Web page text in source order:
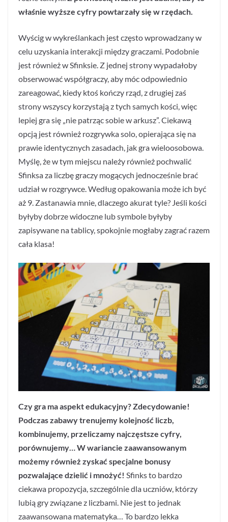
właśnie wyższe cyfry powtarzały się w rzędach.
Wyścig w wykreślankach jest często wprowadzany w
celu uzyskania interakcji między graczami. Podobnie
jest również w Sfinksie. Z jednej strony wypadałoby
obserwować współgraczy, aby móc odpowiednio
zareagować, kiedy ktoś kończy rząd, z drugiej zaś
strony wszyscy korzystają z tych samych kości, więc
lepiej gra się „nie patrząc sobie w arkusz”. Ciekawą
opcją jest również rozgrywka solo, opierająca się na
prawie identycznych zasadach, jak gra wieloosobowa.
Myślę, że w tym miejscu należy również pochwalić
Sfinksa za liczbę graczy mogących jednocześnie brać
udział w rozgrywce. Według opakowania może ich być
aż 9. Zastanawia mnie, dlaczego akurat tyle? Jeśli kości
byłyby dobrze widoczne lub symbole byłyby
zapisywane na tablicy, spokojnie mogłaby zagrać razem
cała klasa!
Czy gra ma aspekt edukacyjny? Zdecydowanie!
Podczas zabawy trenujemy kolejność liczb,
kombinujemy, przeliczamy najczęstsze cyfry,
porównujemy… W wariancie zaawansowanym
możemy również zyskać specjalne bonusy
pozwalające dzielić i mnożyć! Sfinks to bardzo
ciekawa propozycja, szczególnie dla uczniów, którzy
lubią gry związane z liczbami. Nie jest to jednak
zaawansowana matematyka… To bardzo lekka